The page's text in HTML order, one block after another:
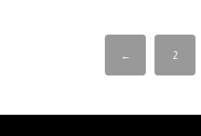
2
←